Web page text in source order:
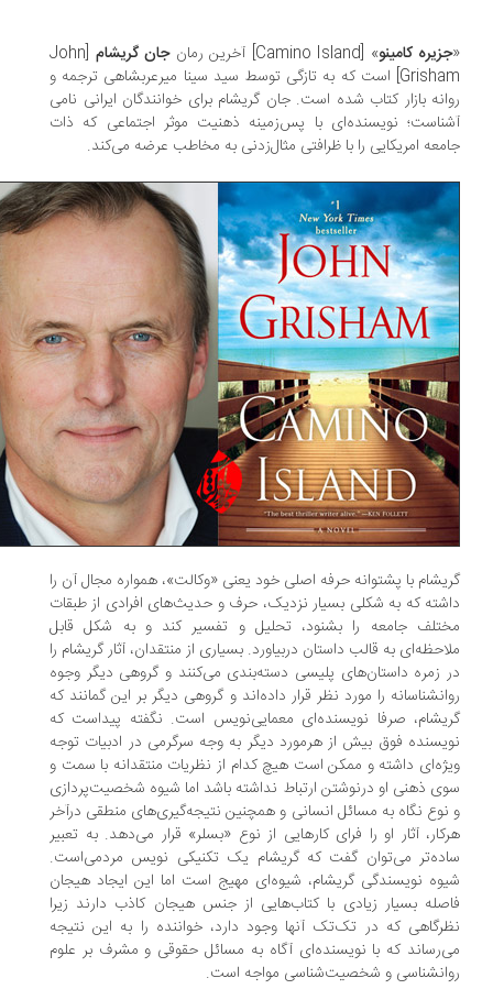
کامینو» [Camino Island] آخرین رمان جان گریشام [John
Grisham] است که به تازگی توسط سید سینا میرعربشاهی ترجمه و
بازار کتاب شده است. جان گریشام برای خوانندگان ایرانی نامی
نویسنده‌ای با پس‌زمینه ذهنیت‌ موثر اجتماعی که ذات
امریکایی را با ظرافتی مثال‌زدنی به مخاطب عرضه می‌کند.
با پشتوانه حرفه اصلی خود یعنی «وکالت»، همواره مجال آن را
که به شکلی بسیار نزدیک، حرف و حدیث‌های افرادی از طبقات
جامعه را بشنود، تحلیل و تفسیر کند و به شکل قابل
به قالب داستان دربیاورد. بسیاری از منتقدان، آثار گریشام را
زمره داستان‌های پلیسی دسته‌بندی می‌کنند و گروهی دیگر وجوه
را مورد نظر قرار داده‌اند و گروهی دیگر بر این گمانند که
صرفا نویسنده‌ای معمایی‌نویس است. نگفته پیداست که
فوق بیش از هرمورد دیگر به وجه سرگرمی در ادبیات توجه
داشته و ممکن است هیچ کدام از نظریات منتقدانه با سمت و
ذهنی او درنوشتن ارتباط نداشته باشد اما شیوه شخصیت‌پردازی
نگاه به مسائل انسانی و همچنین نتیجه‌گیری‌های منطقی درآخر
آثار او را فرای کارهایی از نوع «بسلر» قرار می‌دهد. به تعبیر
می‌توان گفت که گریشام یک تکنیکی نویس مردمی‌است.
نویسندگی گریشام، شیوه‌ای مهیج است اما این ایجاد هیجان
بسیار زیادی با کتاب‌هایی از جنس هیجان کاذب دارند زیرا
که در تک‌تک آنها وجود دارد، خواننده را به این نتیجه
که با نویسنده‌ای آگاه به مسائل حقوقی و مشرف بر علوم
و شخصیت‌شناسی مواجه است.